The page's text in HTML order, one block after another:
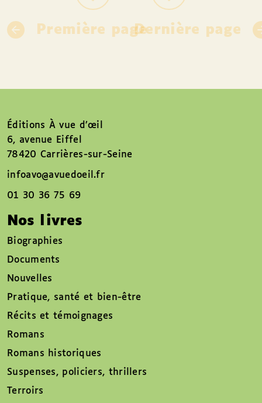
Première pageDernière page
Éditions À vue d’œil
6, avenue Eiffel
78420 Carrières-sur-Seine
infoavo@avuedoeil.fr
01 30 36 75 69
Nos livres
Biographies
Documents
Nouvelles
Pratique, santé et bien-être
Récits et témoignages
Romans
Romans historiques
Suspenses, policiers, thrillers
Terroirs